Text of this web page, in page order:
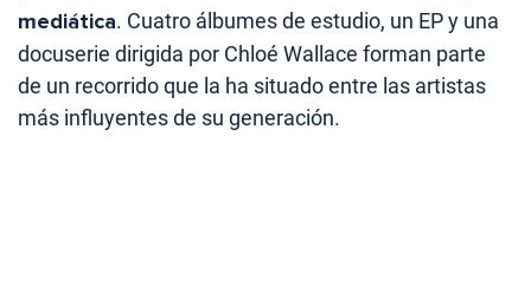
mediática. Cuatro álbumes de estudio, un EP y una
docuserie dirigida por Chloé Wallace forman parte
de un recorrido que la ha situado entre las artistas
más influyentes de su generación.